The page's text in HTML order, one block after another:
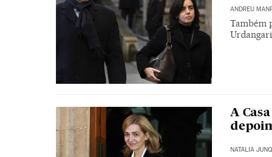
ANDREU
Também
A
NATALIA